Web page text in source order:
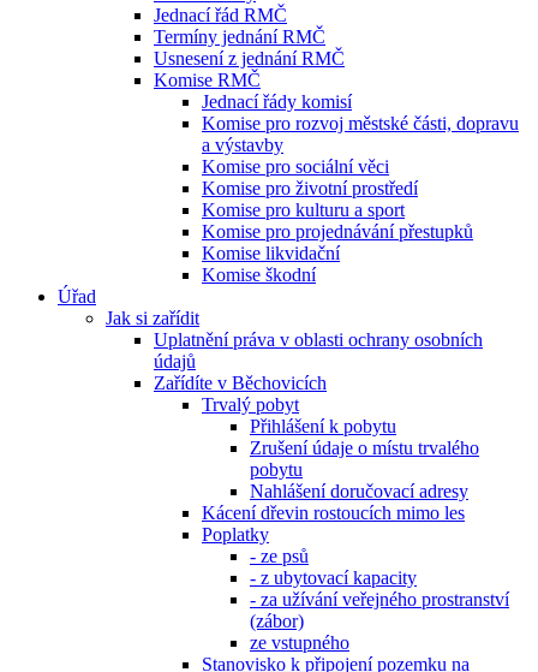
Jednací řád RMČ
Termíny jednání RMČ
Usnesení z jednání RMČ
Komise RMČ
Jednací řády komisí
Komise pro rozvoj městské části, dopravu
a výstavby
Komise pro sociální věci
Komise pro životní prostředí
Komise pro kulturu a sport
Komise pro projednávání přestupků
Komise likvidační
Komise škodní
Úřad
Jak si zařídit
Uplatnění práva v oblasti ochrany osobních
údajů
Zařídíte v Běchovicích
Trvalý pobyt
Přihlášení k pobytu
Zrušení údaje o místu trvalého
pobytu
Nahlášení doručovací adresy
Kácení dřevin rostoucích mimo les
Poplatky
- ze psů
- z ubytovací kapacity
- za užívání veřejného prostranství
(zábor)
ze vstupného
Stanovisko k připojení pozemku na